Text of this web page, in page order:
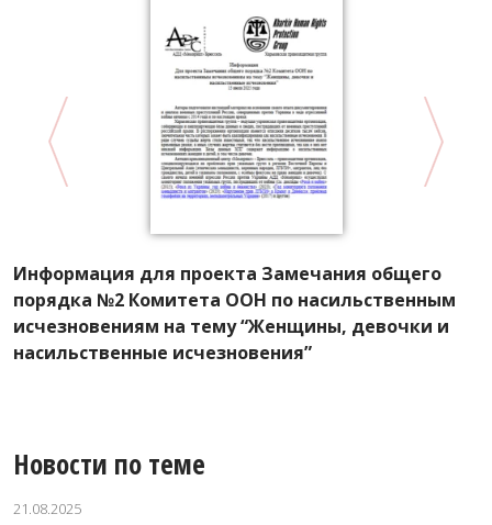
Информация для проекта Замечания общего
порядка №2 Комитета ООН по насильственным
исчезновениям на тему “Женщины, девочки и
насильственные исчезновения”
Новости по теме
21.08.2025